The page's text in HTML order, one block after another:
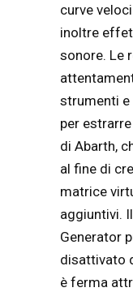
curve
inoltre
sonore. Le
strumenti
per
di Abarth,
al fine di
matrice
aggiuntivi.
Generator
disattivato
è ferma